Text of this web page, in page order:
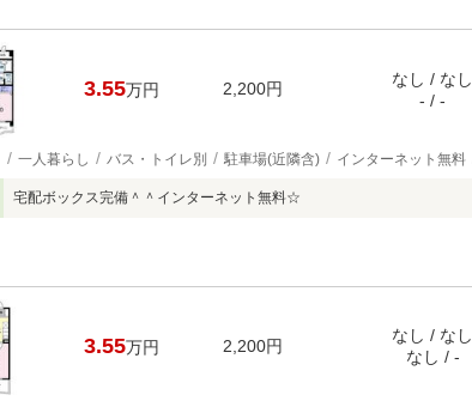
3.55万円 2,200円
なし / なし
- / -
一人暮らし バス・トイレ別 駐車場(近隣含) インターネット無料
宅配ボックス完備＾＾インターネット無料☆
3.55万円 2,200円
なし / なし
なし / -